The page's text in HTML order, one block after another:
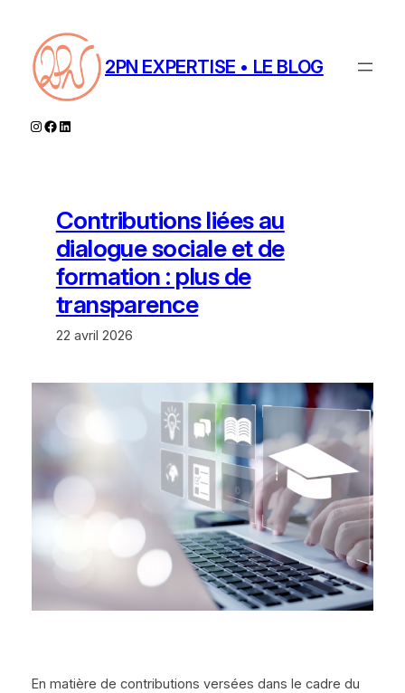
contenu
2PN EXPERTISE • LE BLOG
Instagram
Facebook
LinkedIn
Contributions liées au
dialogue sociale et de
formation : plus de
transparence
22 avril 2026
En matière de contributions versées dans le cadre du